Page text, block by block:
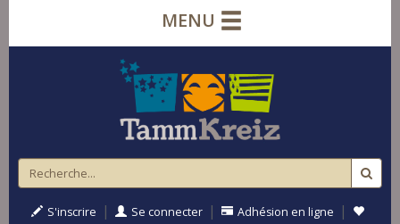
MENU
S'inscrire | Se connecter | Adhésion en ligne |